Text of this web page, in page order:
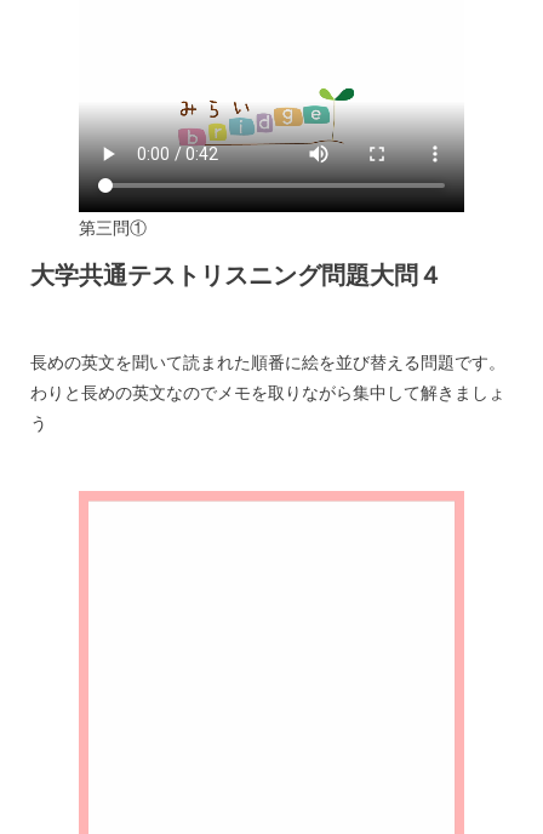
第三問①
大学共通テストリスニング問題大問４
長めの英文を聞いて読まれた順番に絵を並び替える問題です。
わりと長めの英文なのでメモを取りながら集中して解きましょ
う